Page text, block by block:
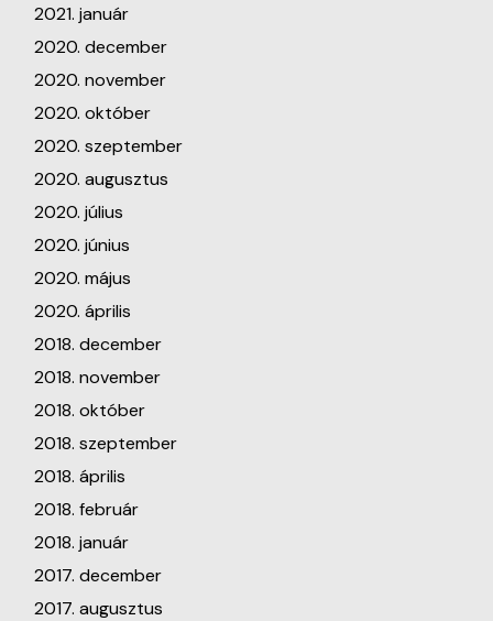
2021. január
2020. december
2020. november
2020. október
2020. szeptember
2020. augusztus
2020. július
2020. június
2020. május
2020. április
2018. december
2018. november
2018. október
2018. szeptember
2018. április
2018. február
2018. január
2017. december
2017. augusztus